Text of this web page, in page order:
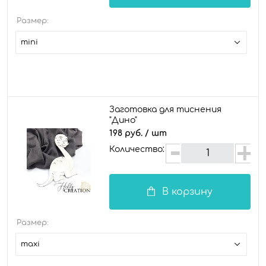
Размер:
mini
Заготовка для тиснения
"Дино"
198 руб. / шт
Количество:
В корзину
Размер:
maxi